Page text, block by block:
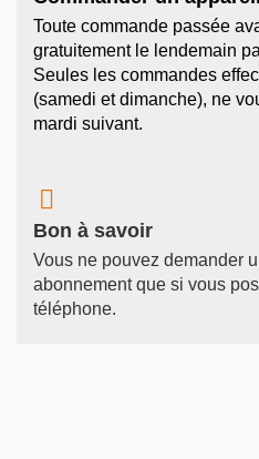
Toute commande passée
gratuitement le lendemain
Seules les commandes
(samedi et dimanche), ne
mardi suivant.

Bon à savoir
Vous ne pouvez demander
abonnement que si vous
téléphone.